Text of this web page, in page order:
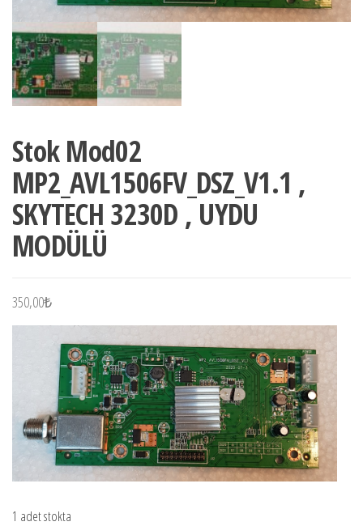
Stok Mod02
MP2_AVL1506FV_DSZ_V1.1 ,
SKYTECH 3230D , UYDU
MODÜLÜ
350,00₺
1 adet stokta